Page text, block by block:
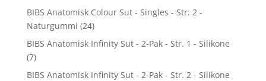
BIBS Anatomisk Colour Sut - Singles - Str. 2 -
Naturgummi (24)
BIBS Anatomisk Infinity Sut - 2-Pak - Str. 1 - Silikone
(7)
BIBS Anatomisk Infinity Sut - 2-Pak - Str. 2 - Silikone